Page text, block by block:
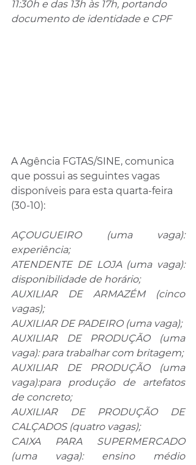
11:30h e das 13h às 17h, portando
documento de identidade e CPF
A Agência FGTAS/SINE, comunica
que possui as seguintes vagas
disponíveis para esta quarta-feira
(30-10):
AÇOUGUEIRO (uma vaga):
experiência;
ATENDENTE DE LOJA (uma vaga):
disponibilidade de horário;
AUXILIAR DE ARMAZÉM (cinco
vagas);
AUXILIAR DE PADEIRO (uma vaga);
AUXILIAR DE PRODUÇÃO (uma
vaga): para trabalhar com britagem;
AUXILIAR DE PRODUÇÃO (uma
vaga):para produção de artefatos
de concreto;
AUXILIAR DE PRODUÇÃO DE
CALÇADOS (quatro vagas);
CAIXA PARA SUPERMERCADO
(uma vaga): ensino médio